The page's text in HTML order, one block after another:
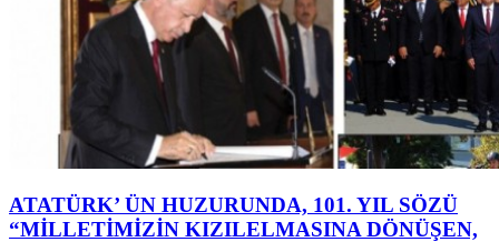
ATATÜRK’ ÜN HUZURUNDA, 101. YIL SÖZÜ
“MİLLETİMİZİN KIZILELMASINA DÖNÜŞEN,